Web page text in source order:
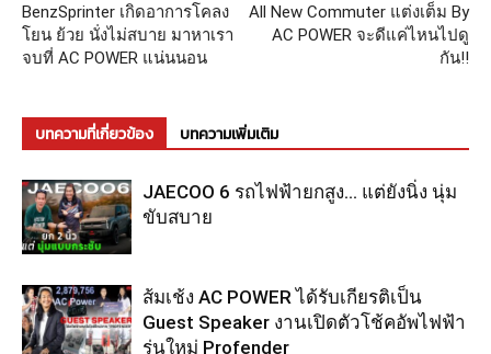
BenzSprinter เกิดอาการโคลง
โยน ย้วย นั่งไม่สบาย มาหาเรา
จบที่ AC POWER แน่นนอน
All New Commuter แต่งเต็ม By
AC POWER จะดีแค่ไหนไปดู
กัน!!
บทความที่เกี่ยวข้อง บทความเพิ่มเติม
JAECOO 6 รถไฟฟ้ายกสูง… แต่ยังนิ่ง นุ่ม
ขับสบาย
ส้มเช้ง AC POWER ได้รับเกียรติเป็น
Guest Speaker งานเปิดตัวโช้คอัพไฟฟ้า
รุ่นใหม่ Profender